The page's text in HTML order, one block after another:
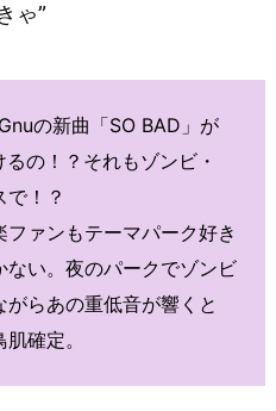
ゃ”
の新曲「SO BAD」が
の！？それもゾンビ・
で！？
ファンもテーマパーク好き
ない。夜のパークでゾンビ
がらあの重低音が響くと
確定。